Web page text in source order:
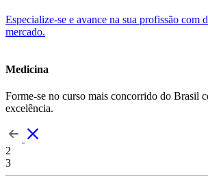
Especialize-se e avance na sua profissão com
mercado.
Medicina
Forme-se no curso mais concorrido do Brasil
excelência.
2
3